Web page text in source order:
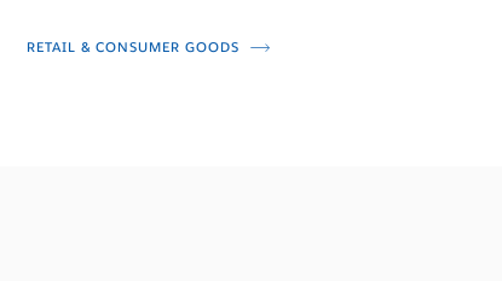
RETAIL & CONSUMER GOODS